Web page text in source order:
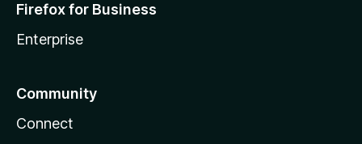
Firefox for Business
Enterprise
Community
Connect